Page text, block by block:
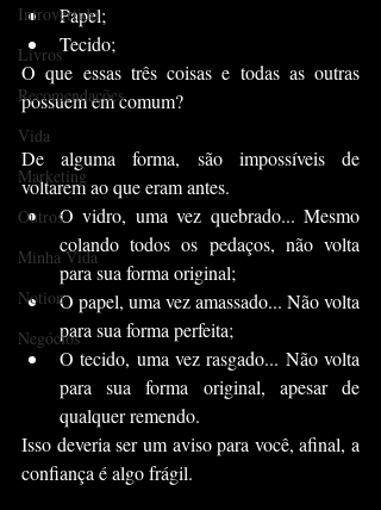
Introvertido
Livros
Recomendações
Vida
Marketing
Outros
Minha Vida
Notion
Negócios
Papel;
Tecido;
O que essas três coisas e todas as outras
possuem em comum?
De alguma forma, são impossíveis de
voltarem ao que eram antes.
O vidro, uma vez quebrado... Mesmo
colando todos os pedaços, não volta
para sua forma original;
O papel, uma vez amassado... Não volta
para sua forma perfeita;
O tecido, uma vez rasgado... Não volta
para sua forma original, apesar de
qualquer remendo.
Isso deveria ser um aviso para você, afinal, a
confiança é algo frágil.